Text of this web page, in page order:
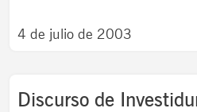
4 de julio de 2003
Discurso de